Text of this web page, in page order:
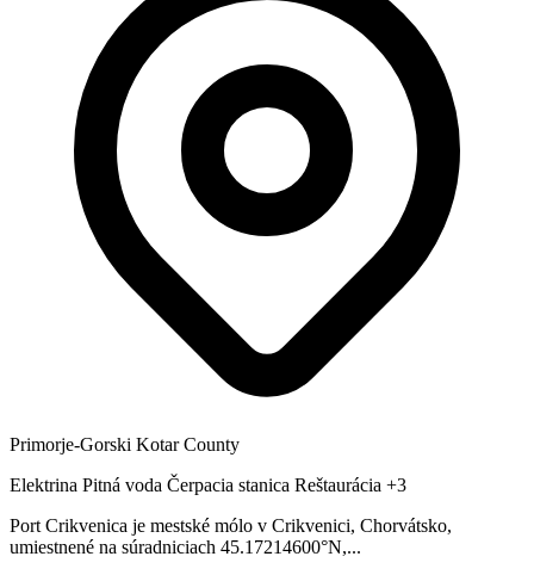
Primorje-Gorski Kotar County
Elektrina Pitná voda Čerpacia stanica Reštaurácia +3
Port Crikvenica je mestské mólo v Crikvenici, Chorvátsko,
umiestnené na súradniciach 45.17214600°N,...